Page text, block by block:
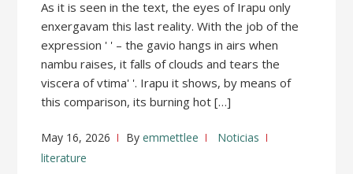
As it is seen in the text, the eyes of Irapu only
enxergavam this last reality. With the job of the
expression ' ' – the gavio hangs in airs when
nambu raises, it falls of clouds and tears the
viscera of vtima' '. Irapu it shows, by means of
this comparison, its burning hot […]
May 16, 2026 Byemmettlee
Noticias
literature